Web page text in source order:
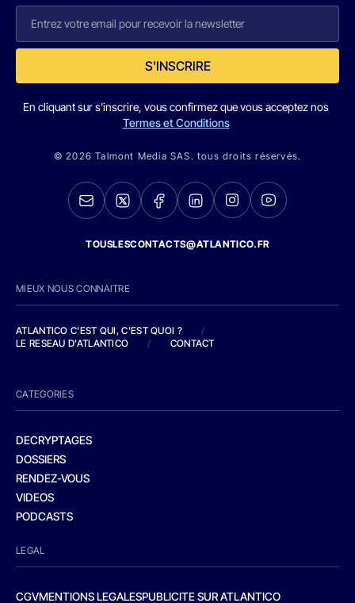
S'INSCRIRE
En cliquant sur s'inscrire, vous confirmez que vous acceptez nos
Termes et Conditions
© 2026 Talmont Media SAS. tous droits réservés.
TOUSLESCONTACTS@ATLANTICO.FR
MIEUX NOUS CONNAITRE
ATLANTICO C'EST QUI, C'EST QUOI ?
/
LE RESEAU D'ATLANTICO
/ CONTACT
CATEGORIES
DECRYPTAGES
DOSSIERS
RENDEZ-VOUS
VIDEOS
PODCASTS
LEGAL
CGVMENTIONS LEGALESPUBLICITE SUR ATLANTICO